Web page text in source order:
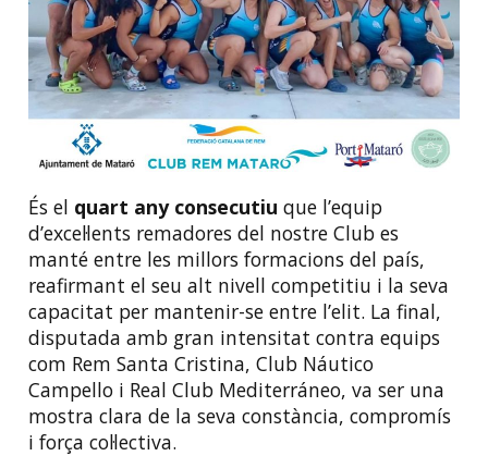
És el quart any consecutiu que l’equip
d’excel·lents remadores del nostre Club es
manté entre les millors formacions del país,
reafirmant el seu alt nivell competitiu i la seva
capacitat per mantenir-se entre l’elit. La final,
disputada amb gran intensitat contra equips
com Rem Santa Cristina, Club Náutico
Campello i Real Club Mediterráneo, va ser una
mostra clara de la seva constància, compromís
i força col·lectiva.